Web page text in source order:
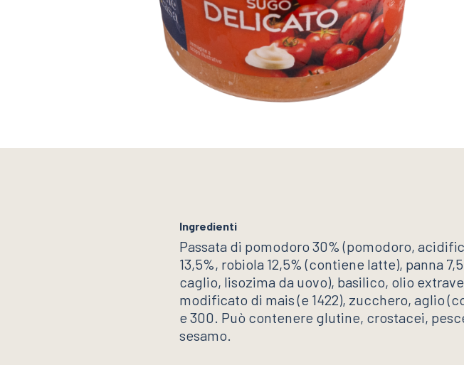
Ingredienti
Passata di pomodoro 30% (pomodoro,
13,5%, robiola 12,5% (contiene latte), panna
caglio, lisozima da uovo), basilico, olio
modificato di mais (e 1422), zucchero, aglio
e 300. Può contenere glutine, crostacei,
sesamo.
* I campi contrassegnati da asterisco sono obbligatori
Ho preso visione e accetto iltrattamento dei dati personali